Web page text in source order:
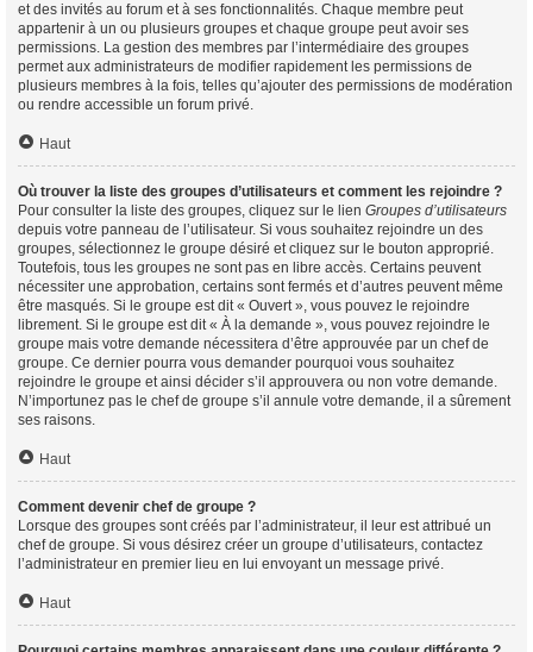
et des invités au forum et à ses fonctionnalités. Chaque membre peut
appartenir à un ou plusieurs groupes et chaque groupe peut avoir ses
permissions. La gestion des membres par l’intermédiaire des groupes
permet aux administrateurs de modifier rapidement les permissions de
plusieurs membres à la fois, telles qu’ajouter des permissions de modération
ou rendre accessible un forum privé.
Haut
Où trouver la liste des groupes d’utilisateurs et comment les rejoindre ?
Pour consulter la liste des groupes, cliquez sur le lien Groupes d’utilisateurs
depuis votre panneau de l’utilisateur. Si vous souhaitez rejoindre un des
groupes, sélectionnez le groupe désiré et cliquez sur le bouton approprié.
Toutefois, tous les groupes ne sont pas en libre accès. Certains peuvent
nécessiter une approbation, certains sont fermés et d’autres peuvent même
être masqués. Si le groupe est dit « Ouvert », vous pouvez le rejoindre
librement. Si le groupe est dit « À la demande », vous pouvez rejoindre le
groupe mais votre demande nécessitera d’être approuvée par un chef de
groupe. Ce dernier pourra vous demander pourquoi vous souhaitez
rejoindre le groupe et ainsi décider s’il approuvera ou non votre demande.
N’importunez pas le chef de groupe s’il annule votre demande, il a sûrement
ses raisons.
Haut
Comment devenir chef de groupe ?
Lorsque des groupes sont créés par l’administrateur, il leur est attribué un
chef de groupe. Si vous désirez créer un groupe d’utilisateurs, contactez
l’administrateur en premier lieu en lui envoyant un message privé.
Haut